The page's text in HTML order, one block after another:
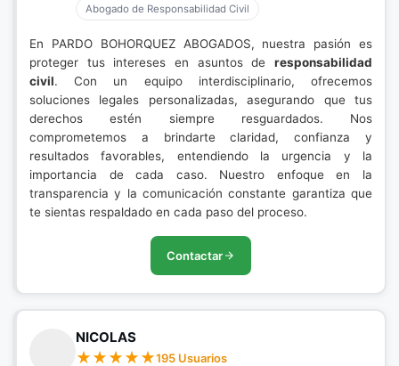
Abogado de Responsabilidad Civil
En PARDO BOHORQUEZ ABOGADOS, nuestra pasión es
proteger tus intereses en asuntos de responsabilidad
civil. Con un equipo interdisciplinario, ofrecemos
soluciones legales personalizadas, asegurando que tus
derechos estén siempre resguardados. Nos
comprometemos a brindarte claridad, confianza y
resultados favorables, entendiendo la urgencia y la
importancia de cada caso. Nuestro enfoque en la
transparencia y la comunicación constante garantiza que
te sientas respaldado en cada paso del proceso.
Contactar
NICOLAS
195 Usuarios